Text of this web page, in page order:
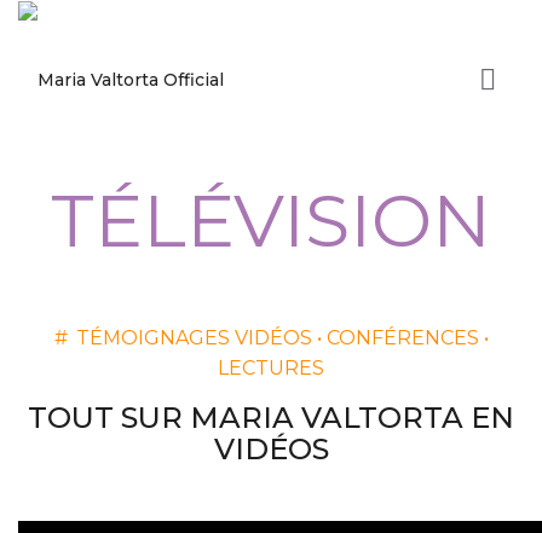
TÉLÉVISION
# TÉMOIGNAGES VIDÉOS • CONFÉRENCES •
LECTURES
TOUT SUR MARIA VALTORTA EN
VIDÉOS